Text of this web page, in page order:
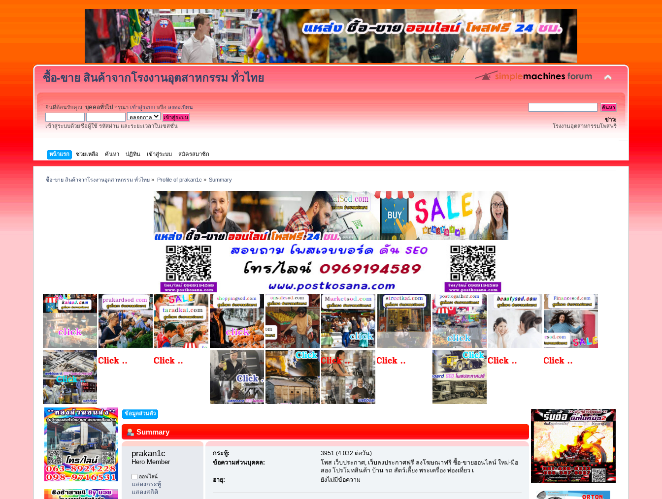
ซื้อ-ขาย สินค้าจากโรงงานอุตสาหกรรม ทั่วไทย
ยินดีต้อนรับคุณ,บุคคลทั่วไป กรุณา เข้าสู่ระบบ หรือ ลงทะเบียน
เข้าสู่ระบบด้วยชื่อผู้ใช้ รหัสผ่าน และระยะเวลาในเซสชั่น
ข่าว:
โรงงานอุตสาหกรรมโพสฟรี
หน้าแรก ช่วยเหลือ ค้นหา ปฏิทิน เข้าสู่ระบบ สมัครสมาชิก
ซื้อ-ขาย สินค้าจากโรงงานอุตสาหกรรม ทั่วไทย » Profile of prakan1c » Summary
ข้อมูลส่วนตัว
Summary
prakan1c
Hero Member
ออฟไลน์
แสดงกระทู้
แสดงสถิติ
กระทู้:
3951 (4.032 ต่อวัน)
ข้อความส่วนบุคคล:
โพส เว็บประกาศ, เว็บลงประกาศฟรี ลงโฆษณาฟรี ซื้อ-ขายออนไลน์ ใหม่-มือ
สอง โปรโมทสินค้า บ้าน รถ สัตว์เลี้ยง พระเครื่อง ท่องเที่ยว เ
อายุ:
ยังไม่มีข้อความ